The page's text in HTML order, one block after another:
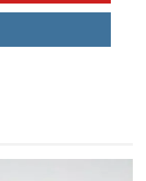
4 veces